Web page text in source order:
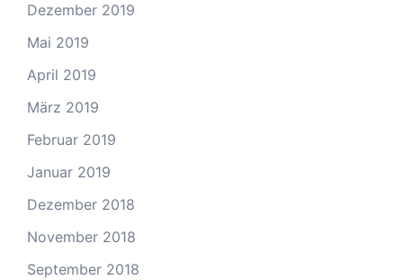
Dezember 2019
Mai 2019
April 2019
März 2019
Februar 2019
Januar 2019
Dezember 2018
November 2018
September 2018